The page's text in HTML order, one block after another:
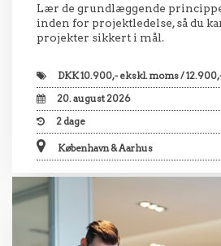
Lær de grundlæggende
inden for projektledelse, så du
projekter sikkert i mål.
DKK10.900,- ekskl. moms /
20. august 2026
2 dage
København & Aarhus